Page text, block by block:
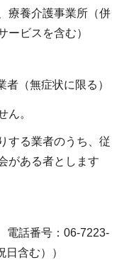
療養介護事業所（併
ービスを含む）
者（無症状に限る）
ん。
する業者のうち、従
がある者とします
話番号：06-7223-
含む））